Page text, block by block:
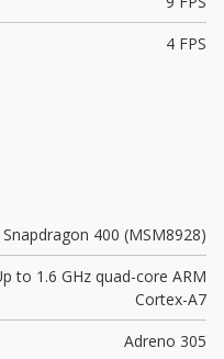
4 FPS
Snapdragon 400 (MSM8928)
to 1.6 GHz quad-core ARM
Cortex-A7
Adreno 305